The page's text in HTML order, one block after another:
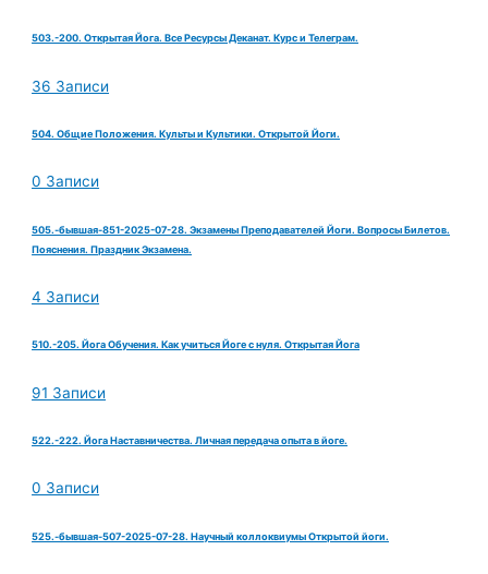
503.-200. Открытая Йога. Все Ресурсы Деканат. Курс и Телеграм.
36 Записи
504. Общие Положения. Культы и Культики. Открытой Йоги.
0 Записи
505.-бывшая-851-2025-07-28. Экзамены Преподавателей Йоги. Вопросы Билетов.
Пояснения. Праздник Экзамена.
4 Записи
510.-205. Йога Обучения. Как учиться Йоге с нуля. Открытая Йога
91 Записи
522.-222. Йога Наставничества. Личная передача опыта в йоге.
0 Записи
525.-бывшая-507-2025-07-28. Научный коллоквиумы Открытой йоги.